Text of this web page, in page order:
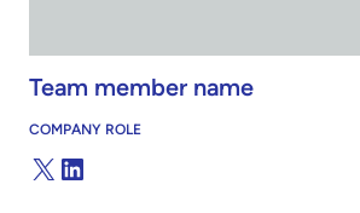
Team member name
COMPANY ROLE
X LinkedIn